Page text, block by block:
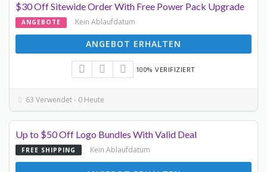
$30 Off Sitewide Order With Free Power Pack Upgrade
ANGEBOTE Kein Ablaufdatum
ANGEBOT ERHALTEN
100% VERIFIZIERT
63 Verwendet - 0 Heute
Up to $50 Off Logo Bundles With Valid Deal
FREE SHIPPING Kein Ablaufdatum